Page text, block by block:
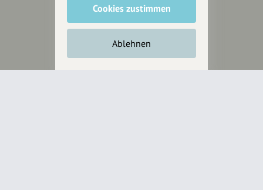
Jetzt unterstützen
Cookies zustimmen
Ablehnen